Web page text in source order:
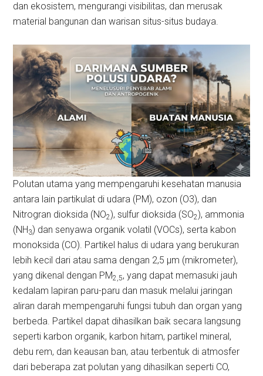
dan ekosistem, mengurangi visibilitas, dan merusak
material bangunan dan warisan situs-situs budaya.
Polutan utama yang mempengaruhi kesehatan manusia
antara lain partikulat di udara (PM), ozon (O3), dan
Nitrogran dioksida (NO2), sulfur dioksida (SO2), ammonia
(NH 3) dan senyawa organik volatil (VOCs), serta kabon
monoksida (CO). Partikel halus di udara yang berukuran
lebih kecil dari atau sama dengan 2,5 µm (mikrometer),
yang dikenal dengan PM2,5, yang dapat memasuki jauh
kedalam lapiran paru-paru dan masuk melalui jaringan
aliran darah mempengaruhi fungsi tubuh dan organ yang
berbeda. Partikel dapat dihasilkan baik secara langsung
seperti karbon organik, karbon hitam, partikel mineral,
debu rem, dan keausan ban, atau terbentuk di atmosfer
dari beberapa zat polutan yang dihasilkan seperti CO,